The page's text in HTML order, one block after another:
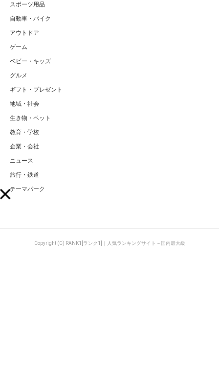
スポーツ用品
自動車・バイク
アウトドア
ゲーム
ベビー・キッズ
グルメ
ギフト・プレゼント
地域・社会
生き物・ペット
教育・学校
企業・会社
ニュース
旅行・鉄道
テーマパーク
Copyright (C) RANK1[ランク1]｜人気ランキングサイト～国内最大級